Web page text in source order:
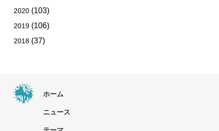
2020 (103)
2019 (106)
2018 (37)
ホーム
ニュース